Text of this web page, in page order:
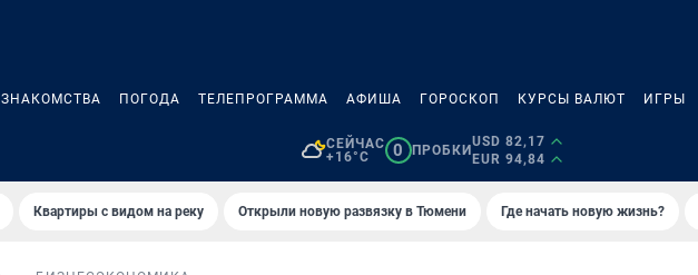
ЗНАКОМСТВА ПОГОДА ТЕЛЕПРОГРАММА АФИША ГОРОСКОП КУРСЫ ВАЛЮТ ИГРЫ
СЕЙЧАС
+16°C
0 ПРОБКИ
USD 82,17
EUR 94,84
Квартиры с видом на реку Открыли новую развязку в Тюмени Где начать новую жизнь?